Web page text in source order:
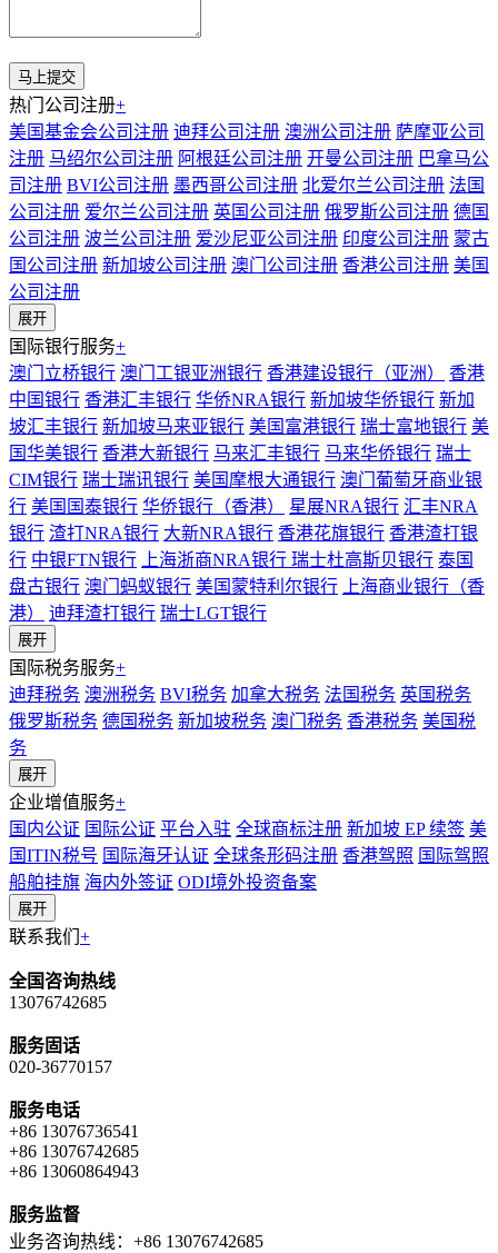
热门公司注册+
美国基金会公司注册 迪拜公司注册 澳洲公司注册 萨摩亚公司
注册 马绍尔公司注册 阿根廷公司注册 开曼公司注册 巴拿马公
司注册 BVI公司注册 墨西哥公司注册 北爱尔兰公司注册 法国
公司注册 爱尔兰公司注册 英国公司注册 俄罗斯公司注册 德国
公司注册 波兰公司注册 爱沙尼亚公司注册 印度公司注册 蒙古
国公司注册 新加坡公司注册 澳门公司注册 香港公司注册 美国
公司注册
展开
国际银行服务+
澳门立桥银行 澳门工银亚洲银行 香港建设银行（亚洲）
香港
中国银行 香港汇丰银行 华侨NRA银行 新加坡华侨银行 新加
坡汇丰银行 新加坡马来亚银行 美国富港银行 瑞士富地银行 美
国华美银行 香港大新银行 马来汇丰银行 马来华侨银行 瑞士
CIM银行 瑞士瑞讯银行 美国摩根大通银行 澳门葡萄牙商业银
行 美国国泰银行 华侨银行（香港） 星展NRA银行 汇丰NRA
银行 渣打NRA银行 大新NRA银行 香港花旗银行 香港渣打银
行 中银FTN银行 上海浙商NRA银行 瑞士杜高斯贝银行 泰国
盘古银行 澳门蚂蚁银行 美国蒙特利尔银行
上海商业银行（香
港）
迪拜渣打银行 瑞士LGT银行
展开
国际税务服务+
迪拜税务 澳洲税务 BVI税务 加拿大税务 法国税务 英国税务
俄罗斯税务 德国税务 新加坡税务 澳门税务 香港税务 美国税
务
展开
企业增值服务+
国内公证 国际公证 平台入驻 全球商标注册 新加坡 EP 续签 美
国ITIN税号 国际海牙认证 全球条形码注册 香港驾照 国际驾照
船舶挂旗 海内外签证 ODI境外投资备案
展开
联系我们 +
全国咨询热线
13076742685
服务固话
020-36770157
服务电话
+86 13076736541
+86 13076742685
+86 13060864943
服务监督
业务咨询热线：+86 13076742685